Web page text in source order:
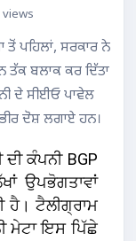
views
ਤੋਂ ਪਹਿਲਾਂ, ਸਰਕਾਰ ਨੇ
ਤੱਕ ਬਲਾਕ ਕਰ ਦਿੱਤਾ
ਦੇ ਸੀਈਓ ਪਾਵੇਲ
ਦੋਸ਼ ਲਗਾਏ ਹਨ।
ਕੰਪਨੀ BGP
ਉਪਭੋਗਤਾਵਾਂ
ਟੈਲੀਗ੍ਰਾਮ
ਮੇਟਾ ਇਸ ਪਿੱਛੇ